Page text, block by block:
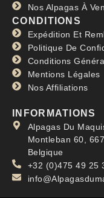
Nos Alpagas À
CONDITIONS
Expédition Et
Politique De
Conditions
Mentions Légales
Nos Affiliations
INFORMATIONS
Alpagas Du
Montleban 60,
Belgique
+32 (0)475 49 25